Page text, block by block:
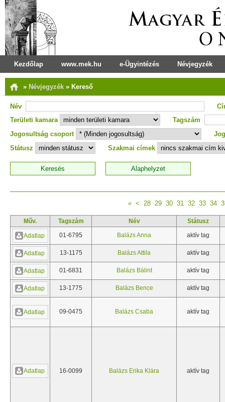
Kezdőlap www.mek.hu e-Ügyintézés Névjegyzék
» Névjegyzék » Kereső
Név
Területi kamara
Tagszám
Jogosultság csoport
Státusz
Szakmai címek
« < 28 29 30 31 32 33 34
Műv. Tagszám Név Státusz
Adatlap 01-6795 Balázs Anna aktív tag
Adatlap 13-1175 Balázs Attila aktív tag
Adatlap 01-6831 Balázs Bálint aktív tag
Adatlap 13-1775 Balázs Bence aktív tag
Adatlap 09-0475 Balázs Csaba aktív tag
Adatlap 16-0099 Balázs Erika Klára aktív tag